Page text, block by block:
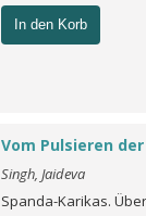
In den Korb
Vom Pulsieren
Singh, Jaideva
Spanda-Karikas.